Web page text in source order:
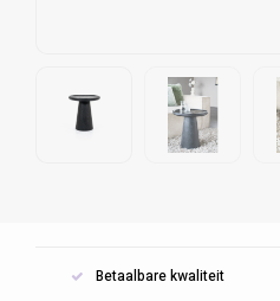
Betaalbare kwaliteit